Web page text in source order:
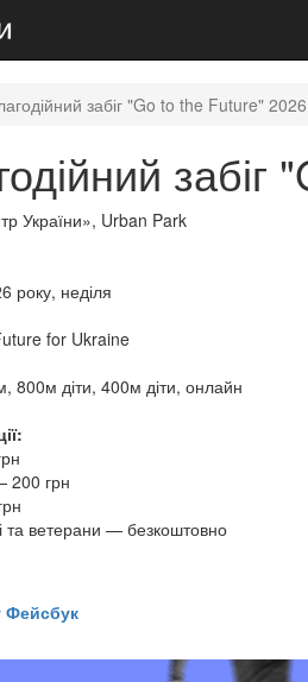
забіг "Go to the Future" 2026
забіг
України», Urban Park
року, неділя
for Ukraine
800м діти, 400м діти, онлайн
200 грн
та ветерани — безкоштовно
Фейсбук